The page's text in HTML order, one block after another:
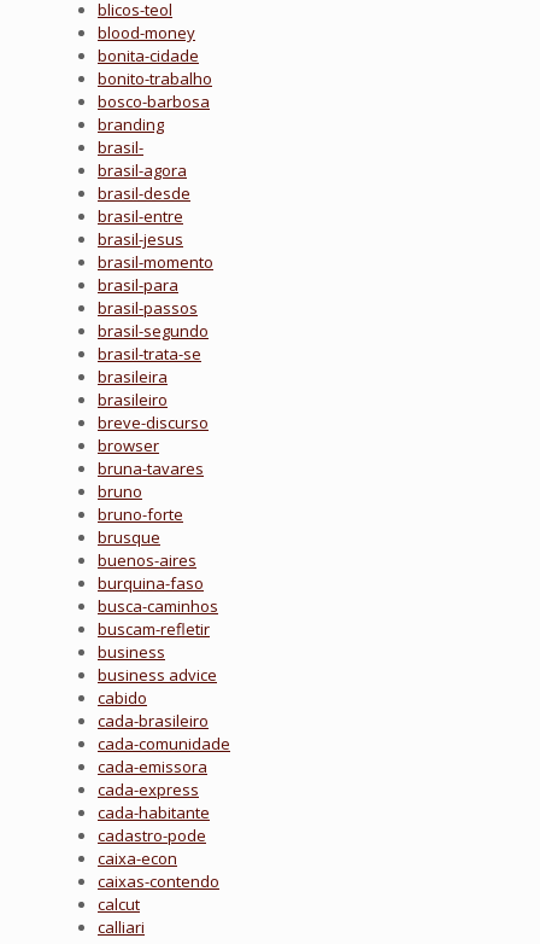
blicos-teol
blood-money
bonita-cidade
bonito-trabalho
bosco-barbosa
branding
brasil-
brasil-agora
brasil-desde
brasil-entre
brasil-jesus
brasil-momento
brasil-para
brasil-passos
brasil-segundo
brasil-trata-se
brasileira
brasileiro
breve-discurso
browser
bruna-tavares
bruno
bruno-forte
brusque
buenos-aires
burquina-faso
busca-caminhos
buscam-refletir
business
business advice
cabido
cada-brasileiro
cada-comunidade
cada-emissora
cada-express
cada-habitante
cadastro-pode
caixa-econ
caixas-contendo
calcut
calliari